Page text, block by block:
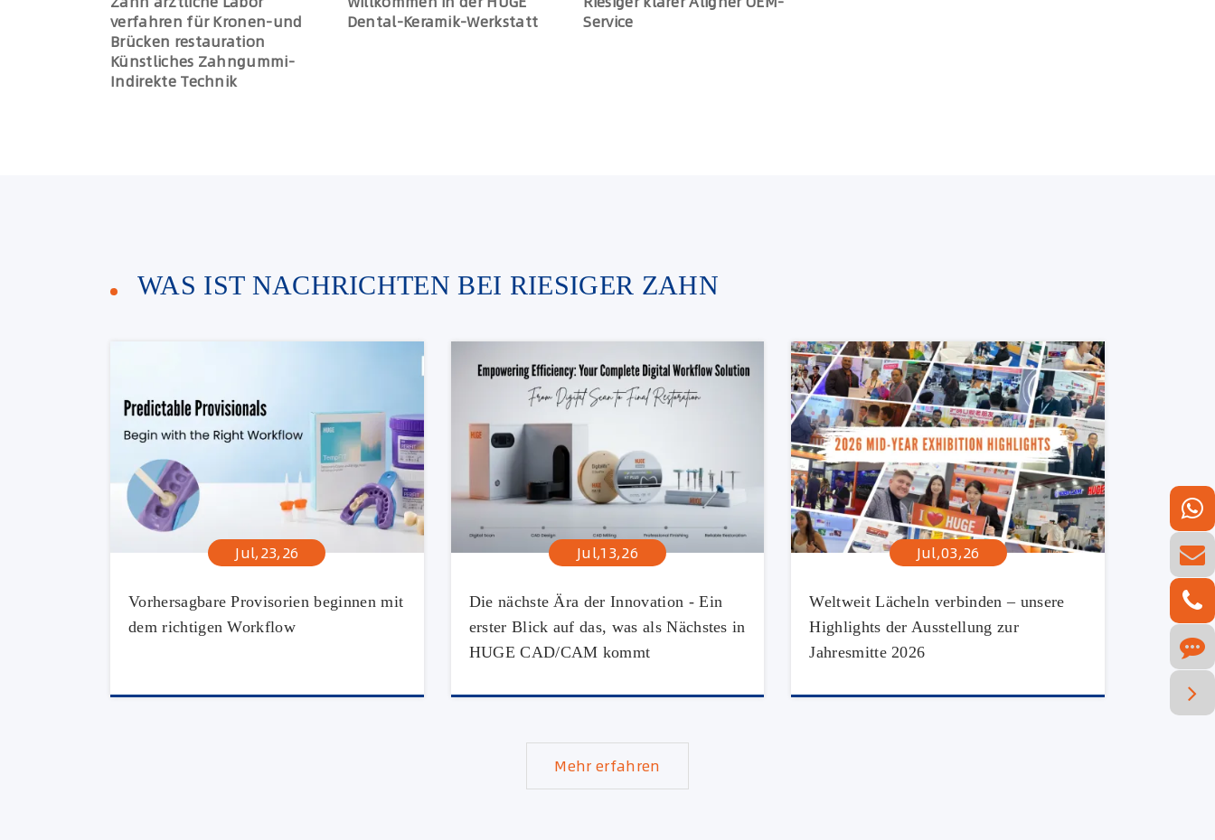
verfahren für Kronen-und
Brücken restauration
Künstliches Zahngummi-
Indirekte Technik
Dental-Keramik-Werkstatt
Service
WAS IST NACHRICHTEN BEI RIESIGER ZAHN
Jul,23,26
Vorhersagbare Provisorien beginnen mit
dem richtigen Workflow
Jul,13,26
Die nächste Ära der Innovation - Ein
erster Blick auf das, was als Nächstes in
HUGE CAD/CAM kommt
Jul,03,26
Weltweit Lächeln verbinden – unsere
Highlights der Ausstellung zur
Jahresmitte 2026
Mehr erfahren